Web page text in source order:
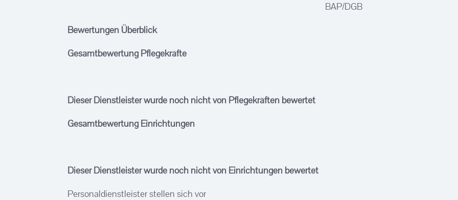
BAP/DGB
Bewertungen Überblick
Gesamtbewertung Pflegekräfte
Dieser Dienstleister wurde noch nicht von Pflegekräften bewertet
Gesamtbewertung Einrichtungen
Dieser Dienstleister wurde noch nicht von Einrichtungen bewertet
Personaldienstleister stellen sich vor